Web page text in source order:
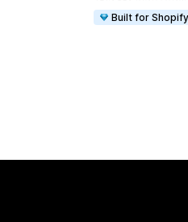
Built for Shopify